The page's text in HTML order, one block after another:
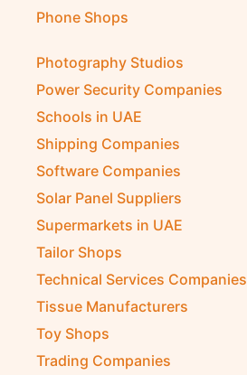
Phone Shops
Photography Studios
Power Security Companies
Schools in UAE
Shipping Companies
Software Companies
Solar Panel Suppliers
Supermarkets in UAE
Tailor Shops
Technical Services Companies
Tissue Manufacturers
Toy Shops
Trading Companies